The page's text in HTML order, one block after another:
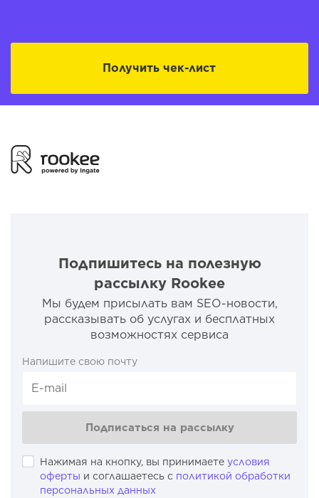
Получить чек-лист
Подпишитесь на полезную
рассылку Rookee
Мы будем присылать вам SEO-новости,
рассказывать об услугах и бесплатных
возможностях сервиса
Напишите свою почту
Подписаться на рассылку
Нажимая на кнопку, вы принимаете условия
оферты и соглашаетесь с политикой обработки
персональных данных